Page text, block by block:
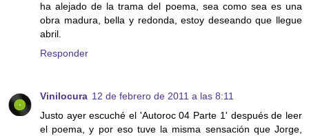
ha alejado de la trama del poema, sea como sea es una
obra madura, bella y redonda, estoy deseando que llegue
abril.
Responder
Vinilocura 12 de febrero de 2011 a las 8:11
Justo ayer escuché el 'Autoroc 04 Parte 1' después de leer
el poema, y por eso tuve la misma sensación que Jorge,